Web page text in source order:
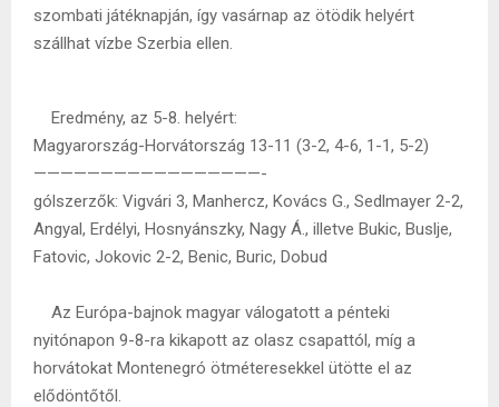
szombati játéknapján, így vasárnap az ötödik helyért
szállhat vízbe Szerbia ellen.
Eredmény, az 5-8. helyért:
Magyarország-Horvátország 13-11 (3-2, 4-6, 1-1, 5-2)
—————————————————-
gólszerzők: Vigvári 3, Manhercz, Kovács G., Sedlmayer 2-2,
Angyal, Erdélyi, Hosnyánszky, Nagy Á., illetve Bukic, Buslje,
Fatovic, Jokovic 2-2, Benic, Buric, Dobud
Az Európa-bajnok magyar válogatott a pénteki
nyitónapon 9-8-ra kikapott az olasz csapattól, míg a
horvátokat Montenegró ötméteresekkel ütötte el az
elődöntőtől.